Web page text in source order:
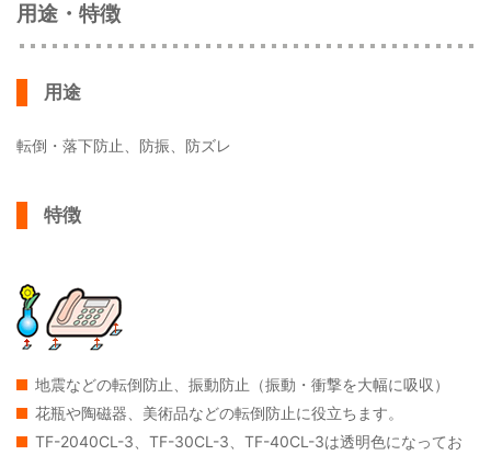
用途・特徴
用途
転倒・落下防止、防振、防ズレ
特徴
地震などの転倒防止、振動防止（振動・衝撃を大幅に吸収）
花瓶や陶磁器、美術品などの転倒防止に役立ちます。
TF-2040CL-3、TF-30CL-3、TF-40CL-3は透明色になってお